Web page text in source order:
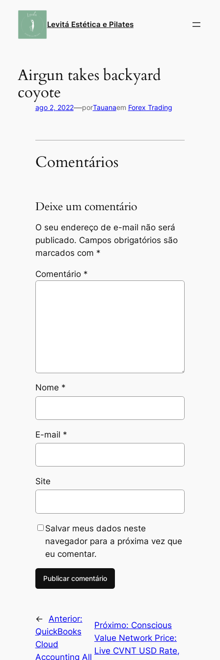
Levitá Estética e Pilates
Airgun takes backyard
coyote
ago 2, 2022—porTauanaem Forex Trading
Comentários
Deixe um comentário
O seu endereço de e-mail não será
publicado. Campos obrigatórios são
marcados com *
Comentário *
Nome *
E-mail *
Site
Salvar meus dados neste
navegador para a próxima vez que
eu comentar.
←
Anterior:
QuickBooks
Cloud
Accounting All
Próximo: Conscious
Value Network Price:
Live CVNT USD Rate,